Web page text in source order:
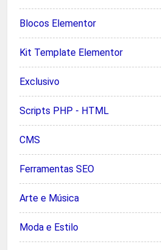
Blocos Elementor
Kit Template Elementor
Exclusivo
Scripts PHP - HTML
CMS
Ferramentas SEO
Arte e Música
Moda e Estilo